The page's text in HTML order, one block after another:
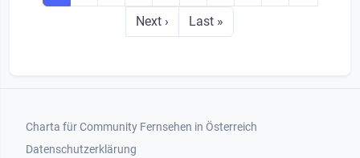
Next page
Next › Last page
Last »
Footer 1
Charta für Community Fernsehen in Österreich
Datenschutzerklärung